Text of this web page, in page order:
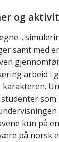
og
,
samt med
arbeid i
kun på
på norsk